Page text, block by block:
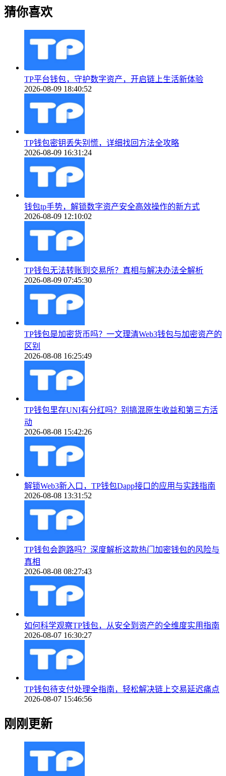
猜你喜欢
TP平台钱包，守护数字资产，开启链上生活新体验
2026-08-09 18:40:52
TP钱包密钥丢失别慌，详细找回方法全攻略
2026-08-09 16:31:24
钱包tp手势，解锁数字资产安全高效操作的新方式
2026-08-09 12:10:02
TP钱包无法转账到交易所？真相与解决办法全解析
2026-08-09 07:45:30
TP钱包是加密货币吗？一文理清Web3钱包与加密资产的
区别
2026-08-08 16:25:49
TP钱包里存UNI有分红吗？别搞混原生收益和第三方活
动
2026-08-08 15:42:26
解锁Web3新入口，TP钱包Dapp接口的应用与实践指南
2026-08-08 13:31:52
TP钱包会跑路吗？深度解析这款热门加密钱包的风险与
真相
2026-08-08 08:27:43
如何科学观察TP钱包，从安全到资产的全维度实用指南
2026-08-07 16:30:27
TP钱包待支付处理全指南，轻松解决链上交易延迟痛点
2026-08-07 15:46:56
刚刚更新